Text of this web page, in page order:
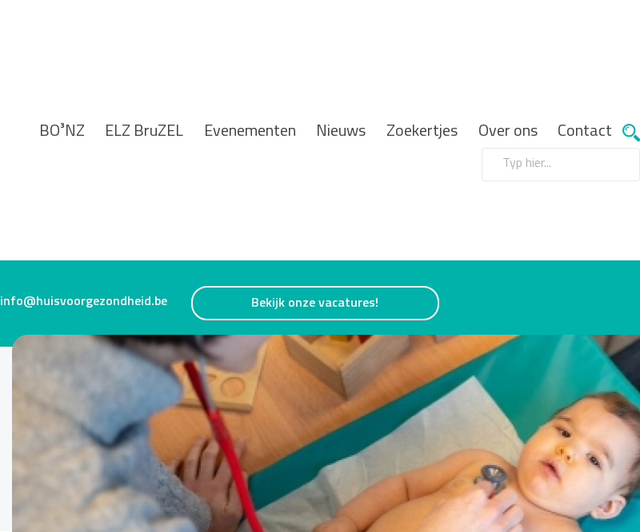
BO³NZ ELZ BruZEL Evenementen Nieuws Zoekertjes Over ons Contact
info@huisvoorgezondheid.be Bekijk onze vacatures!